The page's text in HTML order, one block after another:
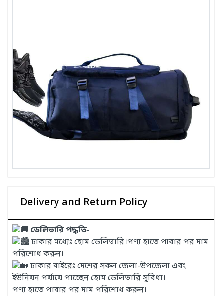
Delivery and Return Policy
ডেলিভারি পদ্ধতি-
ঢাকার মধ্যেঃ হোম ডেলিভারি।পণ্য হাতে পাবার পর দাম
পরিশোধ করুন।
ঢাকার বাইরেঃ দেশের সকল জেলা-উপজেলা এবং
ইউনিয়ন পর্যায়ে পাচ্ছেন হোম ডেলিভারি সুবিধা।
পণ্য হাতে পাবার পর দাম পরিশোধ করুন।